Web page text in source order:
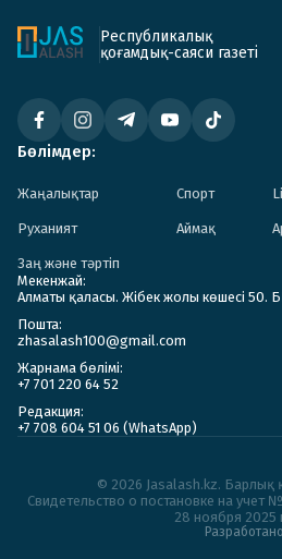
Республикалық
қоғамдық-саяси газеті
Бөлімдер:
Жаңалықтар Спорт
Руханият Аймақ
Заң және тәртіп
Мекенжай:
Алматы қаласы. Жібек жолы көшесі 50.
Пошта:
zhasalash100@gmail.com
Жарнама бөлімі:
+7 701 220 64 52
Редакция:
+7 708 604 51 06 (WhatsApp)
© 2026 Jasalash.kz. Барлық
Cвидетельство о постановке на учет
28 ноября 2025
Разработано